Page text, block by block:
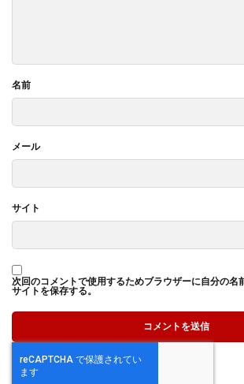
名前
メール
サイト
次回のコメントで使用するためブラウザーに自分の名
サイトを保存する。